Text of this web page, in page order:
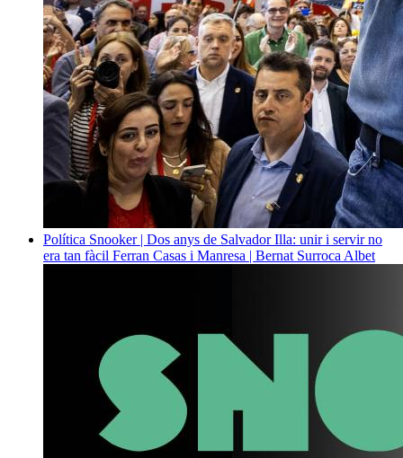
Política Snooker | Dos anys de Salvador Illa: unir i servir no
era tan fàcil Ferran Casas i Manresa | Bernat Surroca Albet